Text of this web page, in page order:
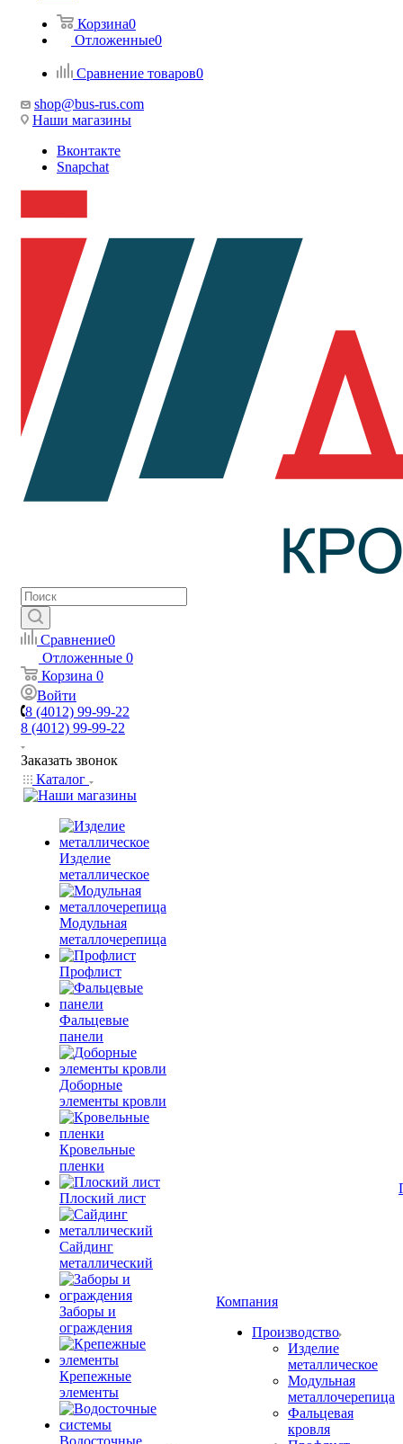
Корзина0
Отложенные0
Сравнение товаров0
shop@bus-rus.com
Наши магазины
Вконтакте
Snapchat
Сравнение0
Отложенные 0
Корзина 0
Войти
8 (4012) 99-99-22
8 (4012) 99-99-22
Заказать звонок
Каталог
Изделие
металлическое
Модульная
металлочерепица
Профлист
Фальцевые
панели
Доборные
элементы кровли
Кровельные
пленки
Плоский лист
Сайдинг
металлический
Заборы и
ограждения
Крепежные
элементы
Водосточные
Компания
Производство
Изделие
металлическое
Модульная
металлочерепица
Фальцевая
кровля